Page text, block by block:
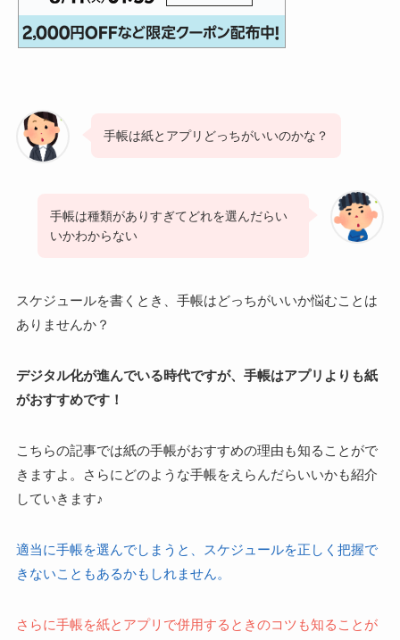
手帳は紙とアプリどっちがいいのかな？
手帳は種類がありすぎてどれを選んだらい
いかわからない
スケジュールを書くとき、手帳はどっちがいいか悩むことは
ありませんか？
デジタル化が進んでいる時代ですが、手帳はアプリよりも紙
がおすすめです！
こちらの記事では紙の手帳がおすすめの理由も知ることがで
きますよ。さらにどのような手帳をえらんだらいいかも紹介
していきます♪
適当に手帳を選んでしまうと、スケジュールを正しく把握で
きないこともあるかもしれません。
さらに手帳を紙とアプリで併用するときのコツも知ることが